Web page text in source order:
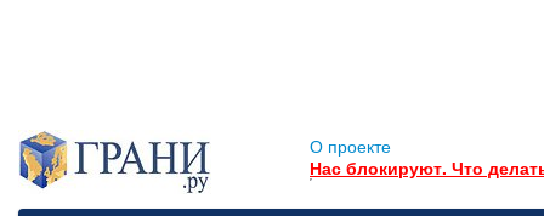
О проекте
Нас блокируют. Что